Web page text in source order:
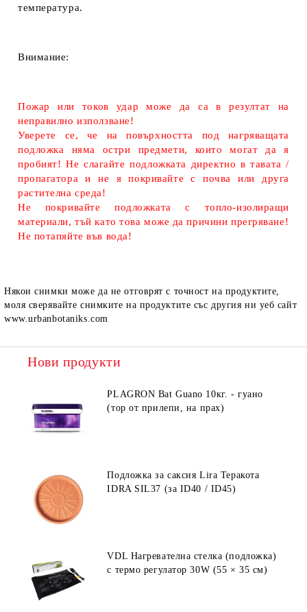
температура.
Внимание:
Пожар или токов удар може да са в резултат на
неправилно използване!
Уверете се, че на повърхността под нагряващата
подложка няма остри предмети, които могат да я
пробият! Не слагайте подложката директно в тавата /
пропагатора и не я покривайте с почва или друга
растителна среда!
Не покривайте подложката с топло-изолиращи
материали, тъй като това може да причини прегряване!
Не потапяйте във вода!
Някои снимки може да не отговрят с точност на продуктите,
моля сверявайте снимките на продуктите със другия ни уеб сайт
www.urbanbotaniks.com
Нови продукти
PLAGRON Bat Guano 10кг. - гуано
(тор от прилепи, на прах)
Подложка за саксия Lira Теракота
IDRA SIL37 (за ID40 / ID45)
VDL Нагревателна стелка (подложка)
с термо регулатор 30W (55 × 35 см)